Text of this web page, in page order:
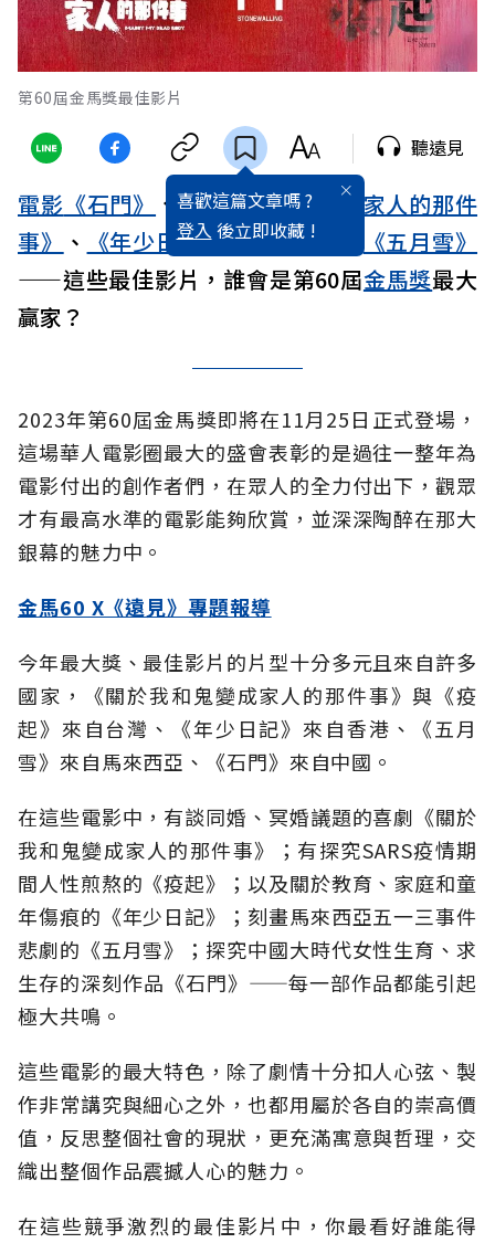
第60屆金馬獎最佳影片
喜歡這篇文章嗎 ?
登入 後立即收藏 !
聽遠見
電影 《石門》 、《關於我和鬼變成家人的那件
事》
、 《年少日記》、《疫起》
《五月雪》
——這些最佳影片，誰會是第60屆金馬獎最大
贏家？
2023年第60屆金馬獎即將在11月25日正式登場，
這場華人電影圈最大的盛會表彰的是過往一整年為
電影付出的創作者們，在眾人的全力付出下，觀眾
才有最高水準的電影能夠欣賞，並深深陶醉在那大
銀幕的魅力中。
金馬60 X《遠見》專題報導
今年最大獎、最佳影片的片型十分多元且來自許多
國家，《關於我和鬼變成家人的那件事》與《疫
起》來自台灣、《年少日記》來自香港、《五月
雪》來自馬來西亞、《石門》來自中國。
在這些電影中，有談同婚、冥婚議題的喜劇《關於
我和鬼變成家人的那件事》；有探究SARS疫情期
間人性煎熬的《疫起》；以及關於教育、家庭和童
年傷痕的《年少日記》；刻畫馬來西亞五一三事件
悲劇的《五月雪》；探究中國大時代女性生育、求
生存的深刻作品《石門》——每一部作品都能引起
極大共鳴。
這些電影的最大特色，除了劇情十分扣人心弦、製
作非常講究與細心之外，也都用屬於各自的崇高價
值，反思整個社會的現狀，更充滿寓意與哲理，交
織出整個作品震撼人心的魅力。
在這些競爭激烈的最佳影片中，你最看好誰能得